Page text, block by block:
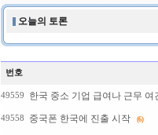
오늘의 토론
번호
49559 한국 중소 기업 급여나 근무 여
49558 중국폰 한국에 진출 시작 (6)